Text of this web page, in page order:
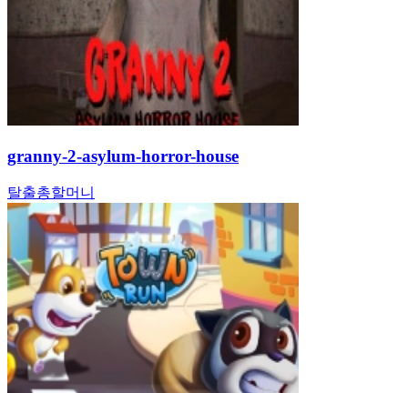
granny-2-asylum-horror-house
탈출총할머니